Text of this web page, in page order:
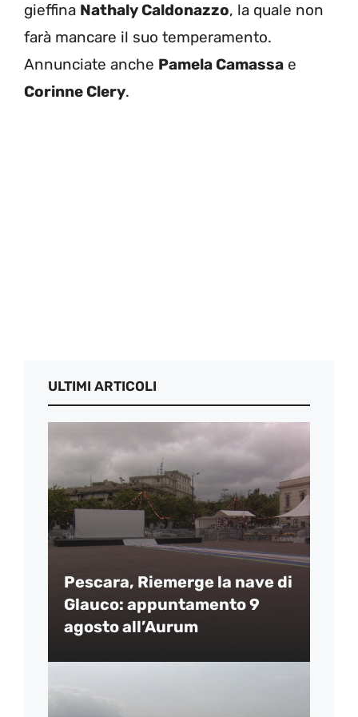
gieffina Nathaly Caldonazzo, la quale non
farà mancare il suo temperamento.
Annunciate anche Pamela Camassa e
Corinne Clery.
ULTIMI ARTICOLI
Pescara, Riemerge la nave di
Glauco: appuntamento 9
agosto all’Aurum